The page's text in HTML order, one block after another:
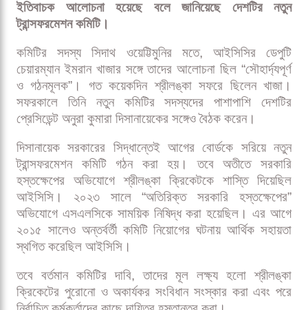
শ্রীলঙ্কা ক্রিকেটে পরিবর্তনের হাওয়া, আইসিসির সঙ্গে
গঠনমূলক আলোচনা
গুগল নিউজে ক্রিকেট৯৭ এর খবর পড়তেফলোকরুন
শ্রীলঙ্কা ক্রিকেটে (এসএলসি) সরকার-সমর্থিত বড় পরিবর্তনের
মধ্যেই আন্তর্জাতিক ক্রিকেট কাউন্সিলের (আইসিসি) সঙ্গে
ইতিবাচক আলোচনা হয়েছে বলে জানিয়েছে দেশটির নতুন
ট্রান্সফরমেশন কমিটি।
কমিটির সদস্য সিদাথ ওয়েট্টিমুনির মতে, আইসিসির ডেপুটি
চেয়ারম্যান ইমরান খাজার সঙ্গে তাদের আলোচনা ছিল “সৌহার্দ্যপূর্ণ
ও গঠনমূলক”। গত কয়েকদিন শ্রীলঙ্কা সফরে ছিলেন খাজা।
সফরকালে তিনি নতুন কমিটির সদস্যদের পাশাপাশি দেশটির
প্রেসিডেন্ট অনুরা কুমারা দিসানায়েকের সঙ্গেও বৈঠক করেন।
দিসানায়েক সরকারের সিদ্ধান্তেই আগের বোর্ডকে সরিয়ে নতুন
ট্রান্সফরমেশন কমিটি গঠন করা হয়। তবে অতীতে সরকারি